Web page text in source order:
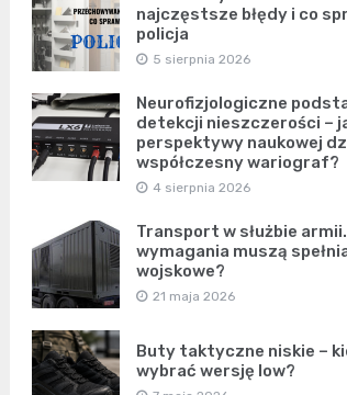
najczęstsze błędy i co
policja
5 sierpnia 2026
Neurofizjologiczne
detekcji nieszczerości –
perspektywy naukowej
współczesny wariograf?
4 sierpnia 2026
Transport w służbie
wymagania muszą
wojskowe?
21 maja 2026
Buty taktyczne niskie –
wybrać wersję low?